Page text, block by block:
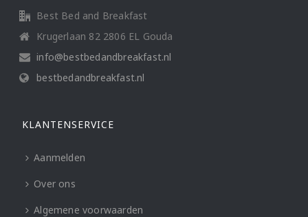
Best Bed and Breakfast
Krugerlaan 82 2806 EL Gouda
info@bestbedandbreakfast.nl
bestbedandbreakfast.nl
KLANTENSERVICE
Aanmelden
Over ons
Algemene voorwaarden